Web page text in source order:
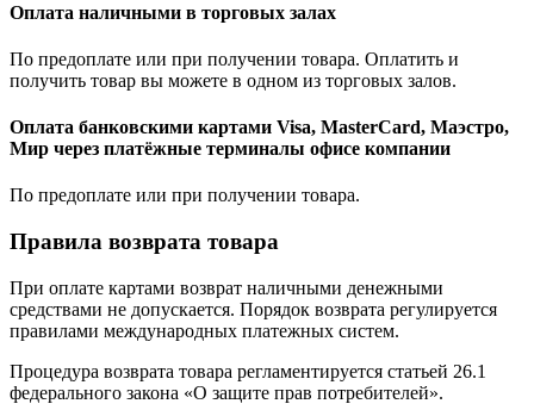
Оплата наличными в торговых залах
По предоплате или при получении товара. Оплатить и
получить товар вы можете в одном из торговых залов.
Оплата банковскими картами Visa, MasterCard, Маэстро,
Мир через платёжные терминалы офисе компании
По предоплате или при получении товара.
Правила возврата товара
При оплате картами возврат наличными денежными
средствами не допускается. Порядок возврата регулируется
правилами международных платежных систем.
Процедура возврата товара регламентируется статьей 26.1
федерального закона «О защите прав потребителей».